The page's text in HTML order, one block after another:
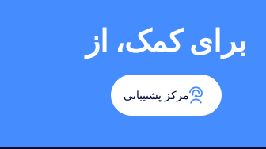
برای کمک، از
مرکز پشتیبانی